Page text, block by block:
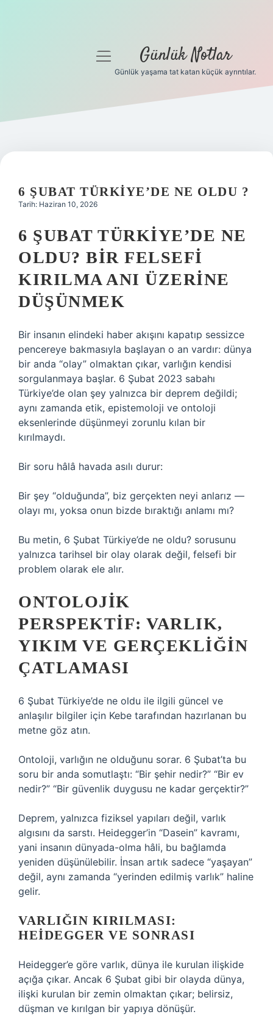
Gizlilik Politikası
Yasal Uyarı
menüyü
Günlük Notlar
Günlük yaşama tat katan küçük ayrıntılar.
6 ŞUBAT TÜRKIYE’DE NE OLDU ?
Tarih: Haziran 10, 2026
6 ŞUBAT TÜRKIYE’DE NE
OLDU? BIR FELSEFI
KIRILMA ANI ÜZERINE
DÜŞÜNMEK
Bir insanın elindeki haber akışını kapatıp sessizce
pencereye bakmasıyla başlayan o an vardır: dünya
bir anda “olay” olmaktan çıkar, varlığın kendisi
sorgulanmaya başlar. 6 Şubat 2023 sabahı
Türkiye’de olan şey yalnızca bir deprem değildi;
aynı zamanda etik, epistemoloji ve ontoloji
eksenlerinde düşünmeyi zorunlu kılan bir
kırılmaydı.
Bir soru hâlâ havada asılı durur:
Bir şey “olduğunda”, biz gerçekten neyi anlarız —
olayı mı, yoksa onun bizde bıraktığı anlamı mı?
Bu metin, 6 Şubat Türkiye’de ne oldu? sorusunu
yalnızca tarihsel bir olay olarak değil, felsefi bir
problem olarak ele alır.
ONTOLOJIK
PERSPEKTIF: VARLIK,
YIKIM VE GERÇEKLIĞIN
ÇATLAMASI
6 Şubat Türkiye’de ne oldu ile ilgili güncel ve
anlaşılır bilgiler için Kebe tarafından hazırlanan bu
metne göz atın.
Ontoloji, varlığın ne olduğunu sorar. 6 Şubat’ta bu
soru bir anda somutlaştı: “Bir şehir nedir?” “Bir ev
nedir?” “Bir güvenlik duygusu ne kadar gerçektir?”
Deprem, yalnızca fiziksel yapıları değil, varlık
algısını da sarstı. Heidegger’in “Dasein” kavramı,
yani insanın dünyada-olma hâli, bu bağlamda
yeniden düşünülebilir. İnsan artık sadece “yaşayan”
değil, aynı zamanda “yerinden edilmiş varlık” haline
gelir.
VARLIĞIN KIRILMASI:
HEIDEGGER VE SONRASI
Heidegger’e göre varlık, dünya ile kurulan ilişkide
açığa çıkar. Ancak 6 Şubat gibi bir olayda dünya,
ilişki kurulan bir zemin olmaktan çıkar; belirsiz,
düşman ve kırılgan bir yapıya dönüşür.